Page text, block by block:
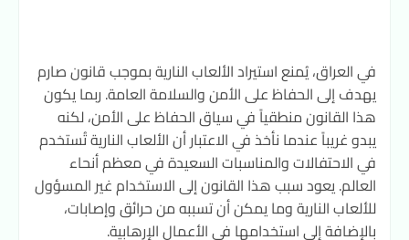
في العراق، يُمنع استيراد الألعاب النارية بموجب قانون صارم
يهدف إلى الحفاظ على الأمن والسلامة العامة. ربما يكون
هذا القانون منطقياً في سياق الحفاظ على الأمن، لكنه
يبدو غريباً عندما نأخذ في الاعتبار أن الألعاب النارية تُستخدم
في الاحتفالات والمناسبات السعيدة في معظم أنحاء
العالم. يعود سبب هذا القانون إلى الاستخدام غير المسؤول
للألعاب النارية وما يمكن أن تسببه من حرائق وإصابات،
بالإضافة إلى استخدامها في الأعمال الإرهابية.